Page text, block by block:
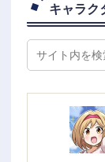
キャラク